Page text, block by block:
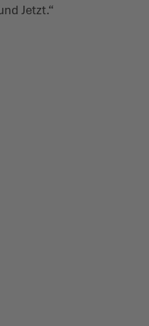
Jetzt.“